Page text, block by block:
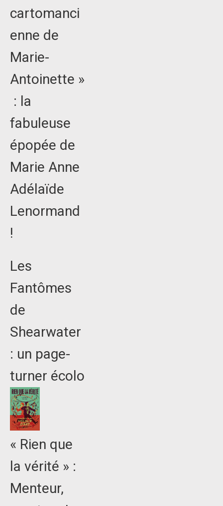
cartomanci
enne de
Marie-
Antoinette »
: la
fabuleuse
épopée de
Marie Anne
Adélaïde
Lenormand
!
Les
Fantômes
de
Shearwater
: un page-
turner écolo
« Rien que
la vérité » :
Menteur,